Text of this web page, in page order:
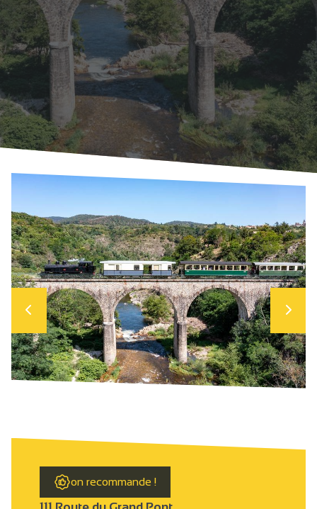
on recommande !